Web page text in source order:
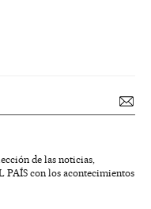
de las noticias,
PAÍS con los acontecimientos